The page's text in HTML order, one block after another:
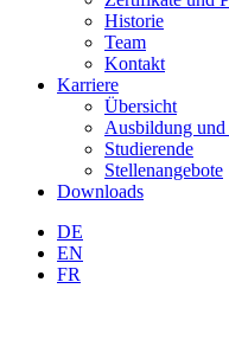
Historie
Team
Kontakt
Karriere
Übersicht
Ausbildung
Studierende
Stellenangebote
Downloads
DE
EN
FR